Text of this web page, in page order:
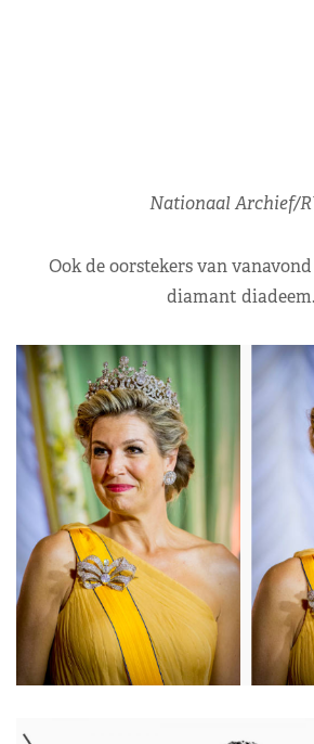
Nationaal Archief/
Ook de oorstekers van
diamant diadeem.